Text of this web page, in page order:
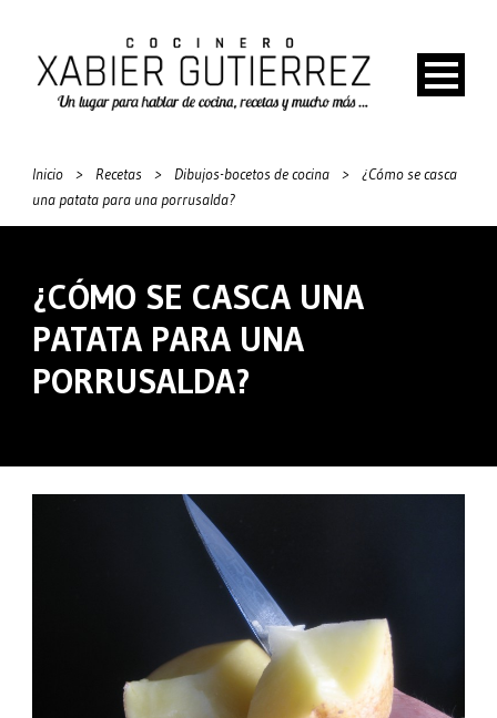
Inicio > Recetas > Dibujos-bocetos de cocina >
¿Cómo se casca
una patata para una porrusalda?
¿CÓMO SE CASCA UNA
PATATA PARA UNA
PORRUSALDA?